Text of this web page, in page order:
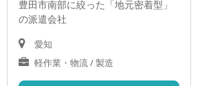
豊田市南部に絞った「地元密着型」
の派遣会社
愛知
軽作業・物流 / 製造